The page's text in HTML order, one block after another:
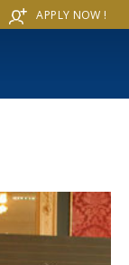
APPLY NOW !